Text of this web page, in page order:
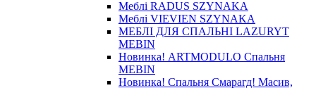
Меблі RADUS SZYNAKA
Меблі VIEVIEN SZYNAKA
МЕБЛІ ДЛЯ СПАЛЬНІ LAZURYT
MEBIN
Новинка! ARTMODULO Спальня
MEBIN
Новинка! Спальня Смарагд! Масив,